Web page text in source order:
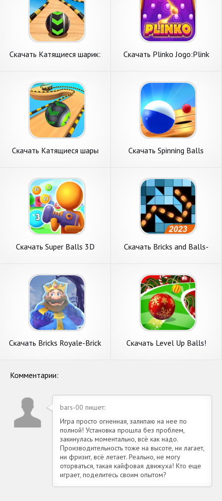
Скачать Катящиеся шарик:
Андроид
Скачать Plinko Jogo:Plink
Скачать Катящиеся шары
Андроид
Скачать Spinning Balls
Скачать Super Balls 3D
Скачать Bricks and Balls-
Скачать Bricks Royale-Brick
Скачать Level Up Balls!
Комментарии:
bars-00 пишет:
Игра просто огненная, залипаю на нее по
полной! Установка прошла без проблем,
закинулась моментально, всё как надо.
Производительность тоже на высоте, ни лагает,
ни фризит, всё летает. Реально, не могу
оторваться, такая кайфовая движуха! Кто еще
играет, поделитесь своим опытом?